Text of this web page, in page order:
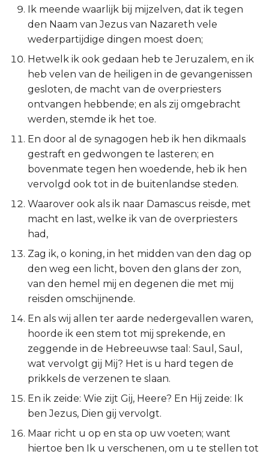
Psalmen
Spreuken
Prediker
Hooglied
Jesaja
Jeremía
Klaagliederen
Ezechiël
Hoséa
Joël
Amos
Obadja
Micha
Nahum
Ik meende waarlijk bij mijzelven, dat ik tegen
den Naam van Jezus van Nazareth vele
wederpartijdige dingen moest doen;
Hetwelk ik ook gedaan heb te Jeruzalem, en ik
heb velen van de heiligen in de gevangenissen
gesloten, de macht van de overpriesters
ontvangen hebbende; en als zij omgebracht
werden, stemde ik het toe.
En door al de synagogen heb ik hen dikmaals
gestraft en gedwongen te lasteren; en
bovenmate tegen hen woedende, heb ik hen
vervolgd ook tot in de buitenlandse steden.
Waarover ook als ik naar Damascus reisde, met
macht en last, welke ik van de overpriesters
had,
Zag ik, o koning, in het midden van den dag op
den weg een licht, boven den glans der zon,
van den hemel mij en degenen die met mij
reisden omschijnende.
En als wij allen ter aarde nedergevallen waren,
hoorde ik een stem tot mij sprekende, en
zeggende in de Hebreeuwse taal: Saul, Saul,
wat vervolgt gij Mij? Het is u hard tegen de
prikkels de verzenen te slaan.
En ik zeide: Wie zijt Gij, Heere? En Hij zeide: Ik
ben Jezus, Dien gij vervolgt.
Maar richt u op en sta op uw voeten; want
hiertoe ben Ik u verschenen, om u te stellen tot